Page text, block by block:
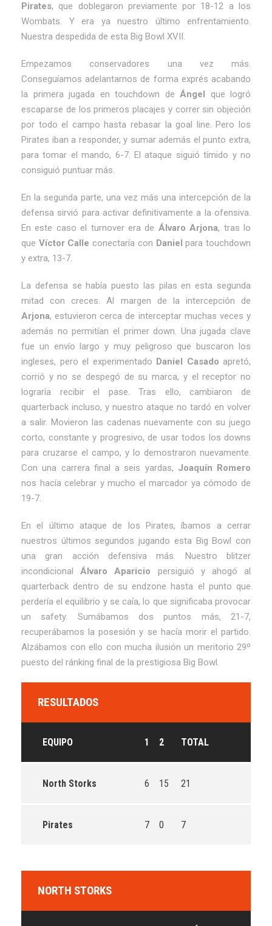
Pirates, que doblegaron previamente por 18-12 a los
Wombats. Y era ya nuestro último enfrentamiento.
Nuestra despedida de esta Big Bowl XVII.
Empezamos conservadores una vez más.
Conseguíamos adelantarnos de forma exprés acabando
la primera jugada en touchdown de Ángel que logró
escaparse de los primeros placajes y correr sin objeción
por todo el campo hasta rebasar la goal line. Pero los
Pirates iban a responder, y sumar además el punto extra,
para tomar el mando, 6-7. El ataque siguió tímido y no
consiguió puntuar más.
En la segunda parte, una vez más una intercepción de la
defensa sirvió para activar definitivamente a la ofensiva.
En este caso el turnover era de Álvaro Arjona, tras lo
que Víctor Calle conectaría con Daniel para touchdown
y extra, 13-7.
La defensa se había puesto las pilas en esta segunda
mitad con creces. Al margen de la intercepción de
Arjona, estuvieron cerca de interceptar muchas veces y
además no permitían el primer down. Una jugada clave
fue un envío largo y muy peligroso que buscaron los
ingleses, pero el experimentado Daniel Casado apretó,
corrió y no se despegó de su marca, y el receptor no
lograría recibir el pase. Tras ello, cambiaron de
quarterback incluso, y nuestro ataque no tardó en volver
a salir. Movieron las cadenas nuevamente con su juego
corto, constante y progresivo, de usar todos los downs
para cruzarse el campo, y lo demostraron nuevamente.
Con una carrera final a seis yardas, Joaquín Romero
nos hacía celebrar y mucho el marcador ya cómodo de
19-7.
En el último ataque de los Pirates, íbamos a cerrar
nuestros últimos segundos jugando esta Big Bowl con
una gran acción defensiva más. Nuestro blitzer
incondicionalÁlvaro Aparicio persiguió y ahogó al
quarterback dentro de su endzone hasta el punto que
perdería el equilibrio y se caía, lo que significaba provocar
un safety. Sumábamos dos puntos más, 21-7,
recuperábamos la posesión y se hacía morir el partido.
Alzábamos con ello con mucha ilusión un meritorio 29º
puesto del ránking final de la prestigiosa Big Bowl.
RESULTADOS
EQUIPO 1 2 TOTAL
North Storks 6 15 21
Pirates 7 0 7
NORTH STORKS